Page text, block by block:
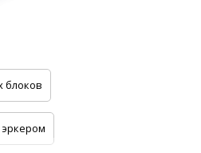
блоков